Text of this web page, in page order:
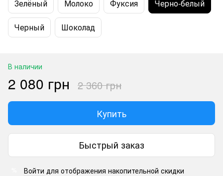
Зелёный Молоко Фуксия Черно-белый
Черный Шоколад
В наличии
2 080 грн 2 360 грн
Купить
Быстрый заказ
Войти для отображения накопительной скидки